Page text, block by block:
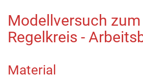
Modellversuch
Regelkreis -
Material